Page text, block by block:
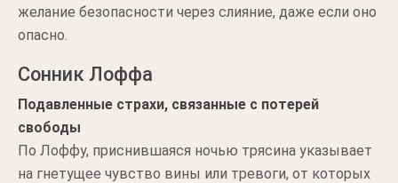
желание безопасности через слияние, даже если оно
опасно.
Сонник Лоффа
Подавленные страхи, связанные с потерей
свободы
По Лоффу, приснившаяся ночью трясина указывает
на гнетущее чувство вины или тревоги, от которых